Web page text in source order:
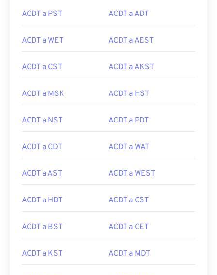
ACDT a PST ACDT a ADT
ACDT a WET ACDT a AEST
ACDT a CST ACDT a AKST
ACDT a MSK ACDT a HST
ACDT a NST ACDT a PDT
ACDT a CDT ACDT a WAT
ACDT a AST ACDT a WEST
ACDT a HDT ACDT a CST
ACDT a BST ACDT a CET
ACDT a KST ACDT a MDT